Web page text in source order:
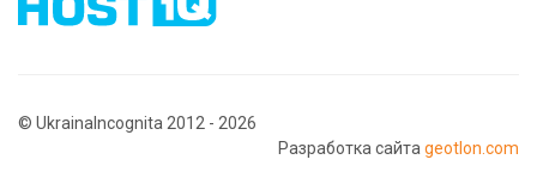
© UkrainaIncognita 2012 - 2026
Разработка сайта geotlon.com